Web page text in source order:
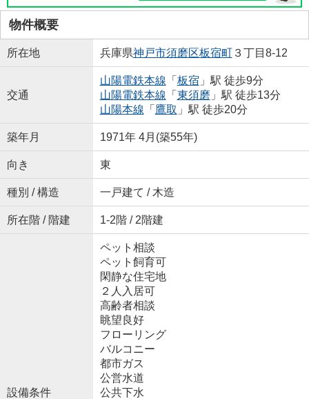
物件概要
所在地 兵庫県神戸市須磨区板宿町３丁目8-12
交通
山陽電鉄本線 「 板宿 」駅 徒歩9分
山陽電鉄本線 「 東須磨 」駅 徒歩13分
山陽本線 「 鷹取 」駅 徒歩20分
築年月 1971年 4月(築55年)
向き 東
種別 / 構造 一戸建て / 木造
所在階 / 階建 1-2階 / 2階建
設備条件
ペット相談
ペット飼育可
閑静な住宅地
２人入居可
高齢者相談
眺望良好
フローリング
バルコニー
都市ガス
公営水道
公共下水